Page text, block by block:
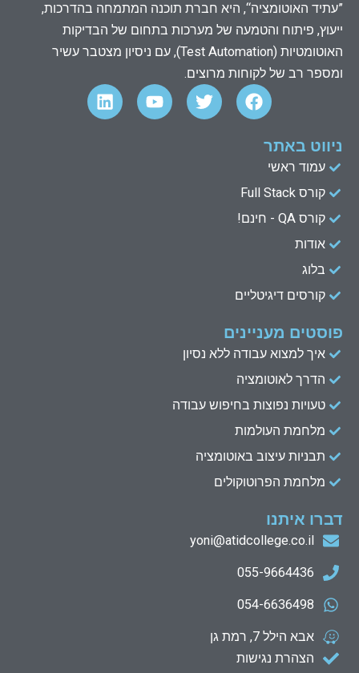
”עתיד האוטומציה“, היא חברת תוכנה המתמחה בהדרכות,
ייעוץ, פיתוח והטמעה של מערכות בתחום של הבדיקות
האוטומטיות (Test Automation), עם ניסיון מצטבר עשיר
ומספר רב של לקוחות מרוצים.
F
a
c
o
k
T
w
i
Y
o
u
L
i
n
ניווט באתר
עמוד ראשי
קורס Full Stack
קורס QA - חינם!
אודות
בלוג
קורסים דיגיטליים
פוסטים מעניינים
איך למצוא עבודה ללא נסיון
הדרך לאוטומציה
טעויות נפוצות בחיפוש עבודה
מלחמת העולמות
תבניות עיצוב באוטומציה
מלחמת הפרוטוקולים
דברו איתנו
yoni@atidcollege.co.il
055-9664436
054-6636498
אבא הילל 7, רמת גן
הצהרת נגישות